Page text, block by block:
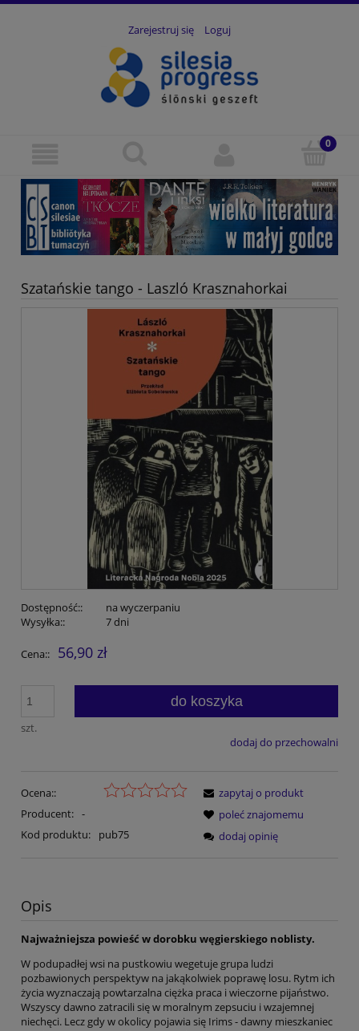
Zarejestruj się Loguj
Szatańskie tango - Laszló Krasznahorkai
Dostępność::
na wyczerpaniu
Wysyłka::
7 dni
Cena:: 56,90 zł
szt.
do koszyka
dodaj do przechowalni
Ocena::
Producent: -
Kod produktu:
pub75
zapytaj o produkt
poleć znajomemu
dodaj opinię
Opis
Najważniejsza powieść w dorobku węgierskiego noblisty.
W podupadłej wsi na pustkowiu wegetuje grupa ludzi
pozbawionych perspektyw na jakąkolwiek poprawę losu. Rytm ich
życia wyznaczają powtarzalna ciężka praca i wieczorne pijaństwo.
Wszyscy dawno zatracili się w moralnym zepsuciu i wzajemnej
niechęci. Lecz gdy w okolicy pojawia się Irims - dawny mieszkaniec